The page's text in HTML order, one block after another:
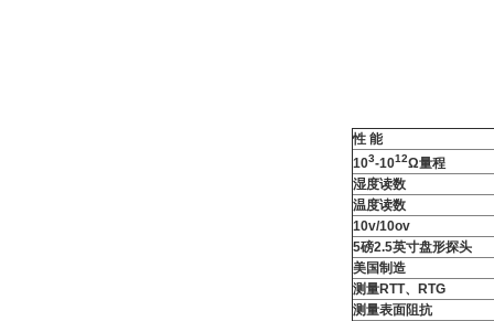
性 能
103-1012Ω量程
湿度读数
温度读数
10v/10ov
5磅2.5英寸盘形探头
美国制造
测量RTT、 RTG
测量表面阻抗